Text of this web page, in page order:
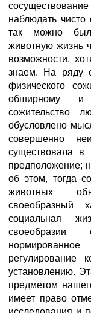
наблюдать чисто
так можно
животную жизнь
возможности,
знаем. На ряду
физического
обширному и
сожительство
обусловлено
совершенно
существовала в
предположение;
об этом, тогда
животных
своеобразный
социальная
своеобразии
регулирование
установлению.
предметом
имеет право